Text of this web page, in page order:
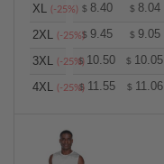
XL (-25%) $ 8.40 $ 8.04
2XL (-25%)$ 9.45 $ 9.05
3XL (-25%)$ 10.50 $ 10.05
4XL (-25%)
$ 11.55 $ 11.06